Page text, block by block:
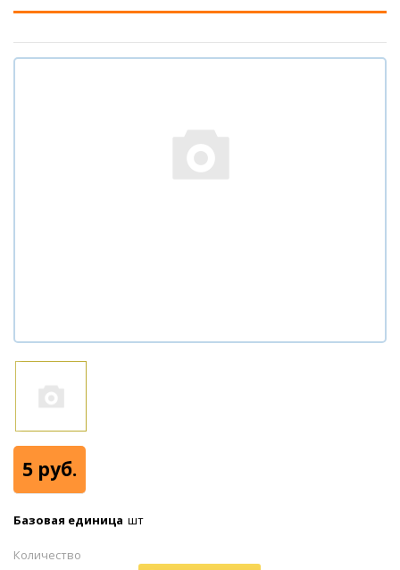
5 руб.
Базовая единица шт
Количество